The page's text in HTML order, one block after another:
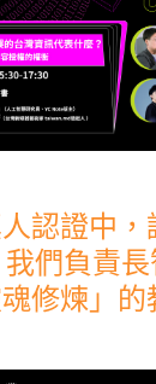
人認證中
們負責
修煉」的